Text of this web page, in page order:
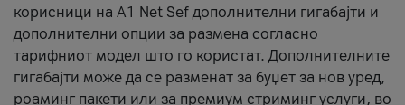
корисници на A1 Net Sef дополнителни гигабајти и
дополнителни опции за размена согласно
тарифниот модел што го користат. Дополнителните
гигабајти може да се разменат за буџет за нов уред,
роаминг пакети или за премиум стриминг услуги, во